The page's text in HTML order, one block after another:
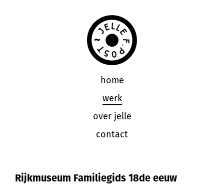
home
werk
over jelle
contact
Rijkmuseum Familiegids 18de eeuw